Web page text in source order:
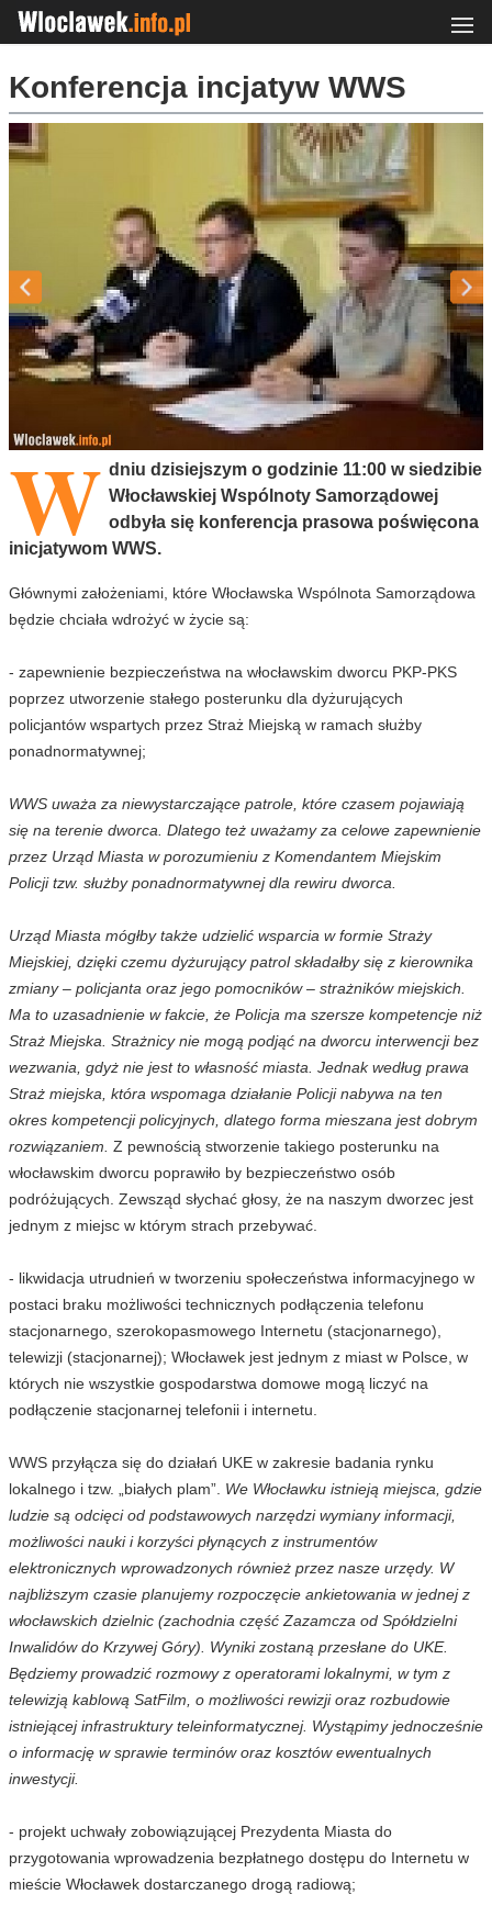
Konferencja incjatyw WWS
W dniu dzisiejszym o godzinie 11:00 w siedzibie
Włocławskiej Wspólnoty Samorządowej
odbyła się konferencja prasowa poświęcona
inicjatywom WWS.
Głównymi założeniami, które Włocławska Wspólnota Samorządowa
będzie chciała wdrożyć w życie są:
- zapewnienie bezpieczeństwa na włocławskim dworcu PKP-PKS
poprzez utworzenie stałego posterunku dla dyżurujących
policjantów wspartych przez Straż Miejską w ramach służby
ponadnormatywnej;
WWS uważa za niewystarczające patrole, które czasem pojawiają
się na terenie dworca. Dlatego też uważamy za celowe zapewnienie
przez Urząd Miasta w porozumieniu z Komendantem Miejskim
Policji tzw. służby ponadnormatywnej dla rewiru dworca.
Urząd Miasta mógłby także udzielić wsparcia w formie Straży
Miejskiej, dzięki czemu dyżurujący patrol składałby się z kierownika
zmiany – policjanta oraz jego pomocników – strażników miejskich.
Ma to uzasadnienie w fakcie, że Policja ma szersze kompetencje niż
Straż Miejska. Strażnicy nie mogą podjąć na dworcu interwencji bez
wezwania, gdyż nie jest to własność miasta. Jednak według prawa
Straż miejska, która wspomaga działanie Policji nabywa na ten
okres kompetencji policyjnych, dlatego forma mieszana jest dobrym
rozwiązaniem. Z pewnością stworzenie takiego posterunku na
włocławskim dworcu poprawiło by bezpieczeństwo osób
podróżujących. Zewsząd słychać głosy, że na naszym dworzec jest
jednym z miejsc w którym strach przebywać.
- likwidacja utrudnień w tworzeniu społeczeństwa informacyjnego w
postaci braku możliwości technicznych podłączenia telefonu
stacjonarnego, szerokopasmowego Internetu (stacjonarnego),
telewizji (stacjonarnej); Włocławek jest jednym z miast w Polsce, w
których nie wszystkie gospodarstwa domowe mogą liczyć na
podłączenie stacjonarnej telefonii i internetu.
WWS przyłącza się do działań UKE w zakresie badania rynku
lokalnego i tzw. „białych plam”. We Włocławku istnieją miejsca, gdzie
ludzie są odcięci od podstawowych narzędzi wymiany informacji,
możliwości nauki i korzyści płynących z instrumentów
elektronicznych wprowadzonych również przez nasze urzędy. W
najbliższym czasie planujemy rozpoczęcie ankietowania w jednej z
włocławskich dzielnic (zachodnia część Zazamcza od Spółdzielni
Inwalidów do Krzywej Góry). Wyniki zostaną przesłane do UKE.
Będziemy prowadzić rozmowy z operatorami lokalnymi, w tym z
telewizją kablową SatFilm, o możliwości rewizji oraz rozbudowie
istniejącej infrastruktury teleinformatycznej. Wystąpimy jednocześnie
o informację w sprawie terminów oraz kosztów ewentualnych
inwestycji.
- projekt uchwały zobowiązującej Prezydenta Miasta do
przygotowania wprowadzenia bezpłatnego dostępu do Internetu w
mieście Włocławek dostarczanego drogą radiową;